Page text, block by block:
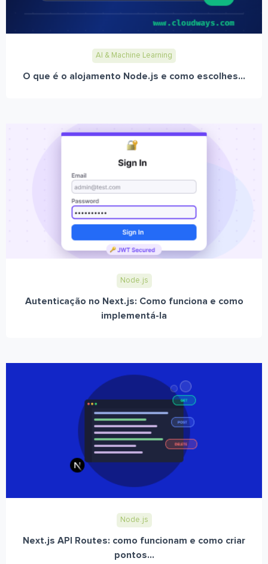
AI & Machine Learning
O que é o alojamento Node.js e como escolhes...
Node.js
Autenticação no Next.js: Como funciona e como
implementá-la
Node.js
Next.js API Routes: como funcionam e como criar
pontos...